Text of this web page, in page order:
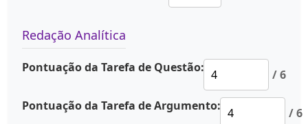
Redação Analítica
Pontuação da Tarefa de Questão: / 6
Pontuação da Tarefa de Argumento: / 6